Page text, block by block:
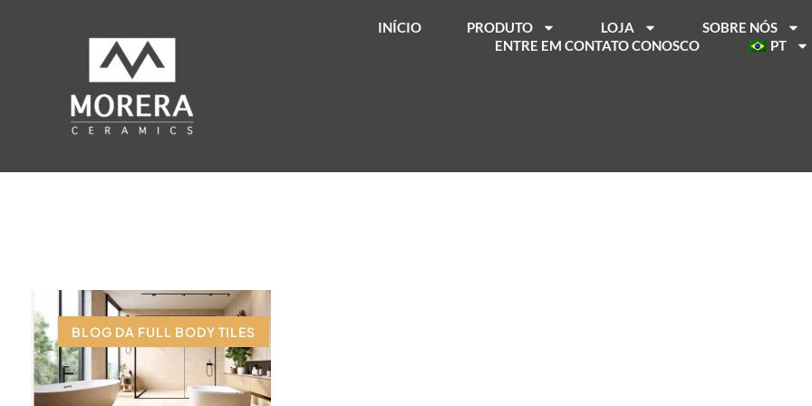
INÍCIO PRODUTO LOJA
SOBRE NÓS
ENTRE EM CONTATO CONOSCO
PT
BLOG DA FULL BODY TILES